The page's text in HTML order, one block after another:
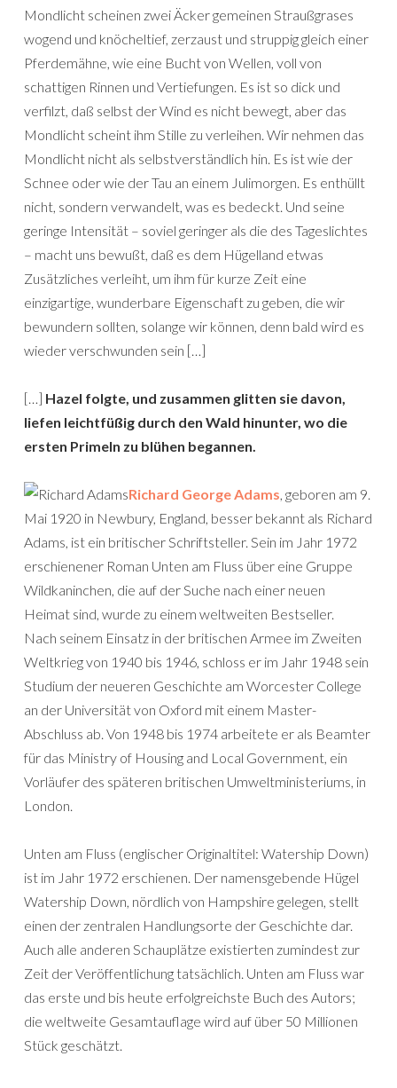
Mondlicht scheinen zwei Äcker gemeinen Straußgrases
wogend und knöcheltief, zerzaust und struppig gleich einer
Pferdemähne, wie eine Bucht von Wellen, voll von
schattigen Rinnen und Vertiefungen. Es ist so dick und
verfilzt, daß selbst der Wind es nicht bewegt, aber das
Mondlicht scheint ihm Stille zu verleihen. Wir nehmen das
Mondlicht nicht als selbstverständlich hin. Es ist wie der
Schnee oder wie der Tau an einem Julimorgen. Es enthüllt
nicht, sondern verwandelt, was es bedeckt. Und seine
geringe Intensität – soviel geringer als die des Tageslichtes
– macht uns bewußt, daß es dem Hügelland etwas
Zusätzliches verleiht, um ihm für kurze Zeit eine
einzigartige, wunderbare Eigenschaft zu geben, die wir
bewundern sollten, solange wir können, denn bald wird es
wieder verschwunden sein […]
[…] Hazel folgte, und zusammen glitten sie davon,
liefen leichtfüßig durch den Wald hinunter, wo die
ersten Primeln zu blühen begannen.
Richard George Adams, geboren am 9.
Mai 1920 in Newbury, England, besser bekannt als Richard
Adams, ist ein britischer Schriftsteller. Sein im Jahr 1972
erschienener Roman Unten am Fluss über eine Gruppe
Wildkaninchen, die auf der Suche nach einer neuen
Heimat sind, wurde zu einem weltweiten Bestseller.
Nach seinem Einsatz in der britischen Armee im Zweiten
Weltkrieg von 1940 bis 1946, schloss er im Jahr 1948 sein
Studium der neueren Geschichte am Worcester College
an der Universität von Oxford mit einem Master-
Abschluss ab. Von 1948 bis 1974 arbeitete er als Beamter
für das Ministry of Housing and Local Government, ein
Vorläufer des späteren britischen Umweltministeriums, in
London.
Unten am Fluss (englischer Originaltitel: Watership Down)
ist im Jahr 1972 erschienen. Der namensgebende Hügel
Watership Down, nördlich von Hampshire gelegen, stellt
einen der zentralen Handlungsorte der Geschichte dar.
Auch alle anderen Schauplätze existierten zumindest zur
Zeit der Veröffentlichung tatsächlich. Unten am Fluss war
das erste und bis heute erfolgreichste Buch des Autors;
die weltweite Gesamtauflage wird auf über 50 Millionen
Stück geschätzt.